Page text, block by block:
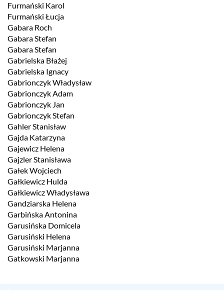
Furmański Karol
Furmański Łucja
Gabara Roch
Gabara Stefan
Gabara Stefan
Gabrielska Błażej
Gabrielska Ignacy
Gabrionczyk Władysław
Gabrionczyk Adam
Gabrionczyk Jan
Gabrionczyk Stefan
Gahler Stanisław
Gajda Katarzyna
Gajewicz Helena
Gajzler Stanisława
Gałek Wojciech
Gałkiewicz Hulda
Gałkiewicz Władysława
Gandziarska Helena
Garbińska Antonina
Garusińska Domicela
Garusiński Helena
Garusiński Marjanna
Gatkowski Marjanna